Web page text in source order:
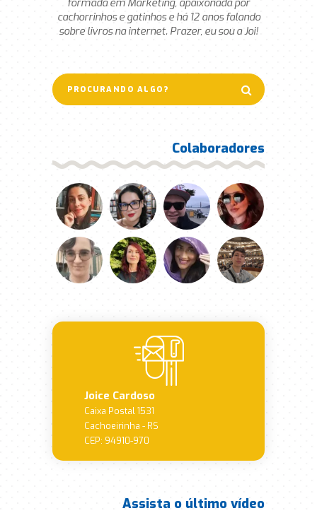
cachorrinhos e gatinhos e há 12 anos falando
sobre livros na internet. Prazer, eu sou a Joi!
Colaboradores
Joice Cardoso
Caixa Postal 1531
Cachoeirinha - RS
CEP: 94910-970
Assista o último vídeo